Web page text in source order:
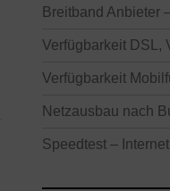
Breitband Anbieter
Verfügbarkeit DSL,
Verfügbarkeit
Netzausbau nach
Speedtest –